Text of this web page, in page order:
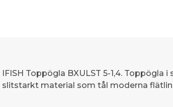
IFISH Toppögla BXULST 5-1,4.
slitstarkt material som tål moderna